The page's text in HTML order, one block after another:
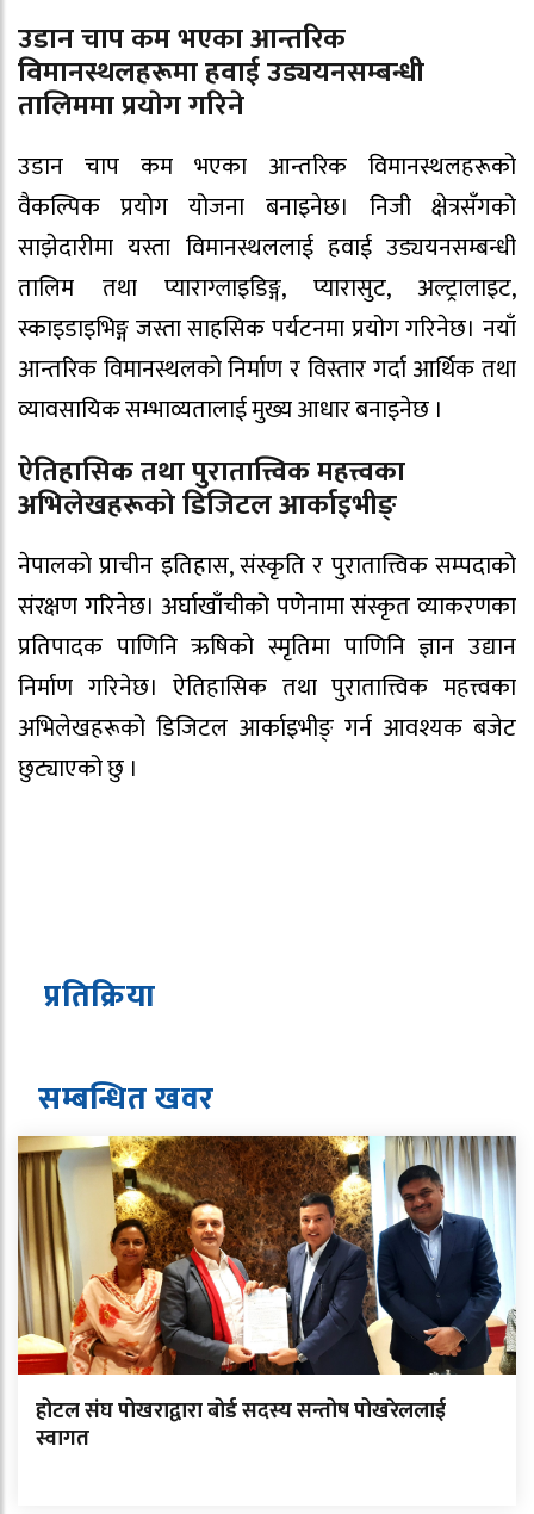
उडान चाप कम भएका आन्तरिक
विमानस्थलहरूमा हवाई उड्ययनसम्बन्धी
तालिममा प्रयाेग गरिने
उडान चाप कम भएका आन्तरिक विमानस्थलहरूको
वैकल्पिक प्रयोग योजना बनाइनेछ। निजी क्षेत्रसँगको
साझेदारीमा यस्ता विमानस्थललाई हवाई उड्ययनसम्बन्धी
तालिम तथा प्याराग्लाइडिङ्ग, प्यारासुट, अल्ट्रालाइट,
स्काइडाइभिङ्ग जस्ता साहसिक पर्यटनमा प्रयोग गरिनेछ। नयाँ
आन्तरिक विमानस्थलको निर्माण र विस्तार गर्दा आर्थिक तथा
व्यावसायिक सम्भाव्यतालाई मुख्य आधार बनाइनेछ ।
ऐतिहासिक तथा पुरातात्त्विक महत्त्वका
अभिलेखहरूको डिजिटल आर्काइभीङ्
नेपालको प्राचीन इतिहास, संस्कृति र पुरातात्त्विक सम्पदाको
संरक्षण गरिनेछ। अर्घाखाँचीको पणेनामा संस्कृत व्याकरणका
प्रतिपादक पाणिनि ऋषिको स्मृतिमा पाणिनि ज्ञान उद्यान
निर्माण गरिनेछ। ऐतिहासिक तथा पुरातात्त्विक महत्त्वका
अभिलेखहरूको डिजिटल आर्काइभीङ् गर्न आवश्यक बजेट
छुट्याएको छु ।
प्रतिक्रिया
सम्बन्धित खवर
होटल संघ पोखराद्वारा बोर्ड सदस्य सन्तोष पोखरेललाई
स्वागत